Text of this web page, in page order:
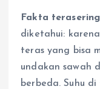
Fakta
diketahui:
teras yang bisa
undakan sawah
berbeda. Suhu